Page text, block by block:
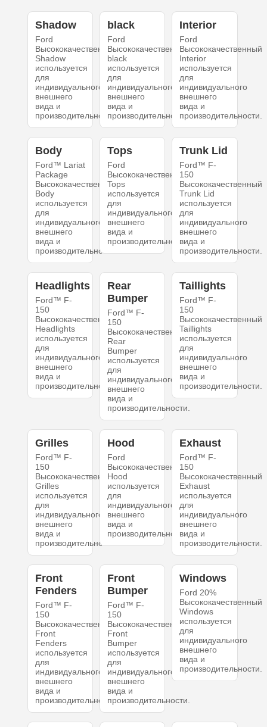
Shadow
Ford
Высококачественный
Shadow
используется
для
индивидуального
внешнего
вида и
производительности.
black
Ford
Высококачественный
black
используется
для
индивидуального
внешнего
вида и
производительности.
Interior
Ford
Высококачественный
Interior
используется
для
индивидуального
внешнего
вида и
производительности.
Body
Ford™ Lariat
Package
Высококачественный
Body
используется
для
индивидуального
внешнего
вида и
производительности.
Tops
Ford
Высококачественный
Tops
используется
для
индивидуального
внешнего
вида и
производительности.
Trunk Lid
Ford™ F-
150
Высококачественный
Trunk Lid
используется
для
индивидуального
внешнего
вида и
производительности.
Headlights
Ford™ F-
150
Высококачественный
Headlights
используется
для
индивидуального
внешнего
вида и
производительности.
Rear
Bumper
Ford™ F-
150
Высококачественный
Rear
Bumper
используется
для
индивидуального
внешнего
вида и
производительности.
Taillights
Ford™ F-
150
Высококачественный
Taillights
используется
для
индивидуального
внешнего
вида и
производительности.
Grilles
Ford™ F-
150
Высококачественный
Grilles
используется
для
индивидуального
внешнего
вида и
производительности.
Hood
Ford
Высококачественный
Hood
используется
для
индивидуального
внешнего
вида и
производительности.
Exhaust
Ford™ F-
150
Высококачественный
Exhaust
используется
для
индивидуального
внешнего
вида и
производительности.
Front
Fenders
Ford™ F-
150
Высококачественный
Front
Fenders
используется
для
индивидуального
внешнего
вида и
производительности.
Front
Bumper
Ford™ F-
150
Высококачественный
Front
Bumper
используется
для
индивидуального
внешнего
вида и
производительности.
Windows
Ford 20%
Высококачественный
Windows
используется
для
индивидуального
внешнего
вида и
производительности.